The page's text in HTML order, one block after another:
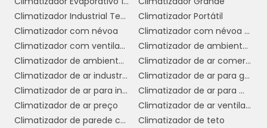
por longos períodos.
Versatilidade:
Os climatizadores podem
ser utilizados em uma variedade de ambientes,
desde grandes armazéns até pequenas lojas e
escritórios. Eles se adaptam facilmente às
necessidades específicas de cada espaço,
tornando-se uma solução flexível para
diferentes tipos de negócios.
Climatizador Industrial Teto
Climatizador Portátil
Climatizador com névoa
Climatizador com névoa de água
Climatizador com ventilador
Climatizador de ambiente industrial
Climatizador de ambientes comerciais
Climatizador de ar comercial
Climatizador de ar industrial
Climatizador de ar para galpão
Climatizador de ar para indústria
Climatizador de ar para mercado
Climatizador de ar preço
Climatizador de ar ventilador
Climatizador de parede comercial
Climatizador de teto